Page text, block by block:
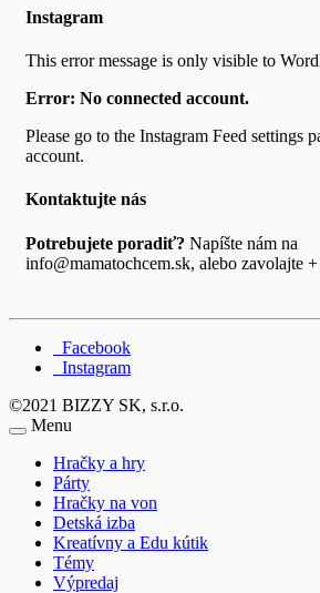
Instagram
This error message is only visible to
Error: No connected account.
Please go to the Instagram Feed settings
account.
Kontaktujte nás
Potrebujete poradiť? Napíšte nám na
info@mamatochcem.sk, alebo zavolajte
Facebook
Instagram
©2021 BIZZY SK, s.r.o.
Menu
Hračky a hry
Párty
Hračky na von
Detská izba
Kreatívny a Edu kútik
Témy
Výpredaj